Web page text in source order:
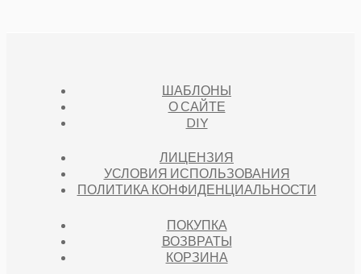
ШАБЛОНЫ
О САЙТЕ
DIY
ЛИЦЕНЗИЯ
УСЛОВИЯ ИСПОЛЬЗОВАНИЯ
ПОЛИТИКА КОНФИДЕНЦИАЛЬНОСТИ
ПОКУПКА
ВОЗВРАТЫ
КОРЗИНА